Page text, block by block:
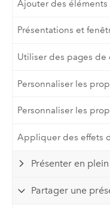
Ajouter des
Présentations et
Utiliser des pages de
Personnaliser les
Personnaliser les
Appliquer des effets
Présenter en
Partager une